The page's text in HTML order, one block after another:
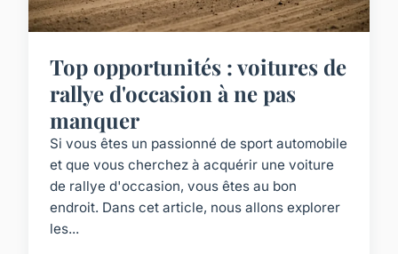
Top opportunités : voitures de
rallye d'occasion à ne pas
manquer
Si vous êtes un passionné de sport automobile
et que vous cherchez à acquérir une voiture
de rallye d'occasion, vous êtes au bon
endroit. Dans cet article, nous allons explorer
les...